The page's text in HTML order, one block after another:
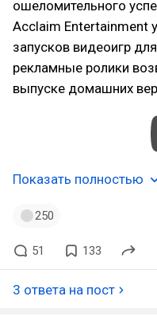
ошеломительного
Acclaim Entertainment
запусков видеоигр
рекламные ролики
выпуске домашних
Показать полностью
250
51 133
3 ответа на пост